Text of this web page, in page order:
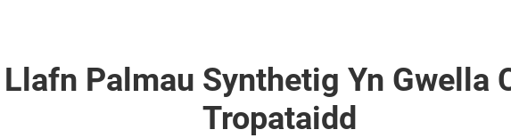
Palmau Synthetig Yn Gwella
Tropataidd